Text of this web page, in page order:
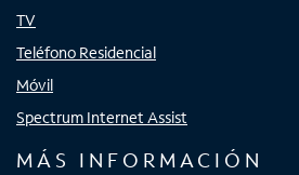
TV
Teléfono Residencial
Móvil
Spectrum Internet Assist
MÁS INFORMACIÓN